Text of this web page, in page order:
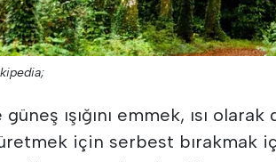
ışığını emmek, ısı
için serbest bırakmak